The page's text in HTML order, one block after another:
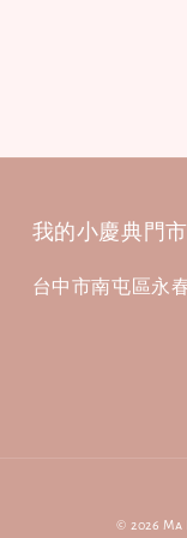
我的小慶典門
台中市南屯區永
© 2026